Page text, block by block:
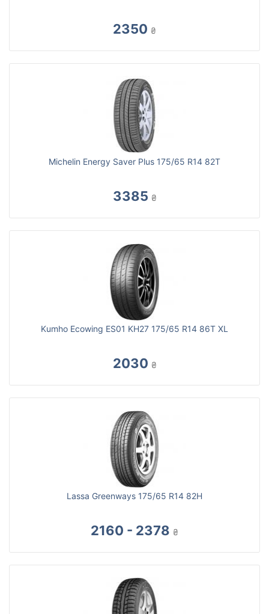
2350 ₴
Michelin Energy Saver Plus 175/65 R14 82T
3385 ₴
Kumho Ecowing ES01 KH27 175/65 R14 86T XL
2030 ₴
Lassa Greenways 175/65 R14 82H
2160 - 2378 ₴